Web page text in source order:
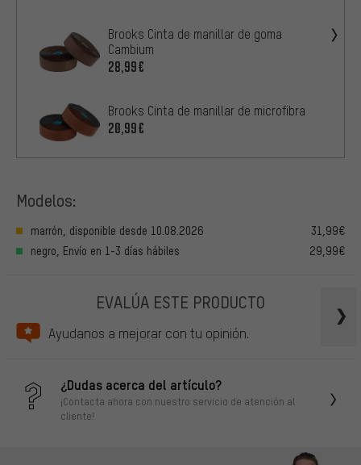
Brooks Cinta de manillar de goma
Cambium
28,99€
Brooks Cinta de manillar de microfibra
20,99€
Modelos:
marrón, disponible desde 10.08.2026
31,99€
negro, Envío en 1-3 días hábiles
29,99€
EVALÚA ESTE PRODUCTO
Ayudanos a mejorar con tu opinión.
¿Dudas acerca del artículo?
¡Contacta ahora con nuestro servicio de atención al
cliente!